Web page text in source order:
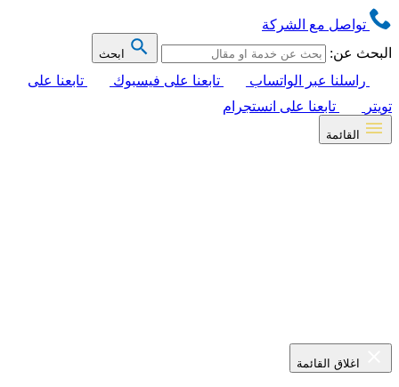
تواصل مع الشركة
البحث عن:
ابحث
راسلنا عبر الواتساب تابعنا على فيسبوك
تابعنا على
تويتر
تابعنا على انستجرام
القائمة
اغلاق القائمة